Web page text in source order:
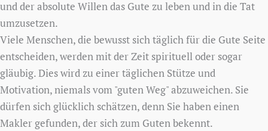
und der absolute Willen das Gute zu leben und in die Tat
umzusetzen.
Viele Menschen, die bewusst sich täglich für die Gute Seite
entscheiden, werden mit der Zeit spirituell oder sogar
gläubig. Dies wird zu einer täglichen Stütze und
Motivation, niemals vom "guten Weg" abzuweichen. Sie
dürfen sich glücklich schätzen, denn Sie haben einen
Makler gefunden, der sich zum Guten bekennt.